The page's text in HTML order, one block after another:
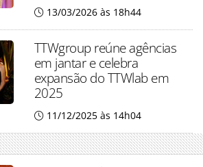
13/03/2026 às 18h44
TTWgroup reúne agências
em jantar e celebra
expansão do TTWlab em
2025
11/12/2025 às 14h04